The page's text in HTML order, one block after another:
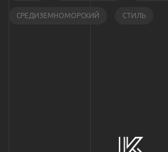
СРЕДИЗЕМНОМОРСКИЙ СТИЛЬ